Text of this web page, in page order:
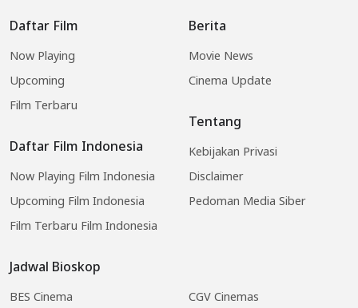
Daftar Film
Now Playing
Upcoming
Film Terbaru
Daftar Film Indonesia
Now Playing Film Indonesia
Upcoming Film Indonesia
Film Terbaru Film Indonesia
Jadwal Bioskop
BES Cinema
CGV Cinemas
Berita
Movie News
Cinema Update
Tentang
Kebijakan Privasi
Disclaimer
Pedoman Media Siber